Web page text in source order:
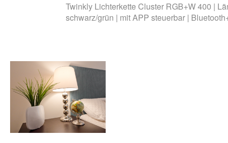
Twinkly Lichterkette Cluster RGB+W 400 |
schwarz/grün | mit APP steuerbar |